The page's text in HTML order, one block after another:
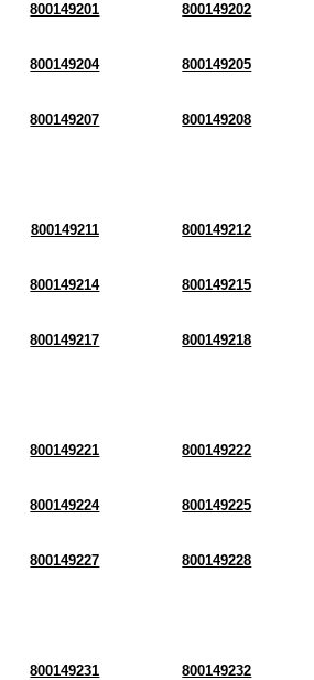
800149201 800149202
800149204 800149205
800149207 800149208
800149211 800149212
800149214 800149215
800149217 800149218
800149221 800149222
800149224 800149225
800149227 800149228
800149231 800149232